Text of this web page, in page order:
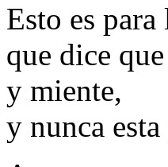
Esto es para
que dice
y miente,
y nunca esta